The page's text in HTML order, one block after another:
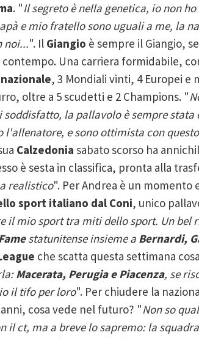
. "Il segreto è nella genetica, io non
e mio fratello sono uguali a me, la
noi...". Il Giangio è sempre il Giangio,
Una carriera formidabile,
, 3 Mondiali vinti, 4 Europei e
oltre a 5 scudetti e 2 Champions. "
soddisfatto, la pallavolo è sempre
l'allenatore, e sono ottimista con
Calzedonia sabato scorso ha
è sesta in classifica, pronta alla
realistico". Per Andrea è un momento
sport italiano dal Coni, unico
il mio sport tra miti dello sport. Un bel
statunitense insieme a Bernardi,
che scatta questa settimana
Macerata, Perugia e Piacenza, se
il tifo per loro". Per chiudere la
cosa vede nel futuro? "Non so
il ct, ma a breve lo sapremo: la